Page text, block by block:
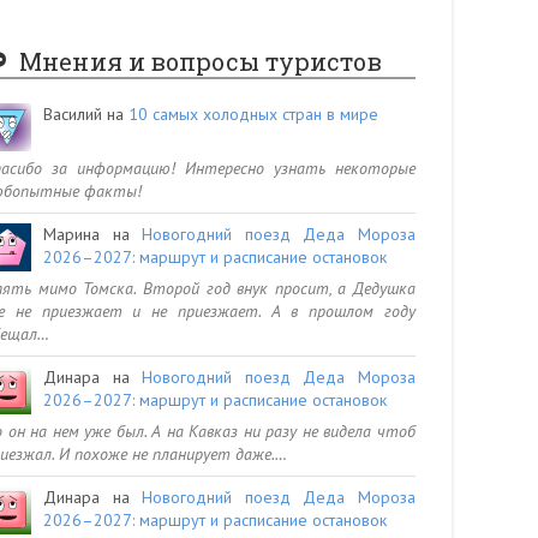
Мнения и вопросы туристов
Василий на 10 самых холодных стран в мире
за информацию! Интересно узнать некоторые
факты!
Марина наНовогодний поезд Деда Мороза
2026–2027: маршрут и расписание остановок
мимо Томска. Второй год внук просит, а Дедушка
не приезжает и не приезжает. А в прошлом году
Динара наНовогодний поезд Деда Мороза
2026–2027: маршрут и расписание остановок
он на нем уже был. А на Кавказ ни разу не видела чтоб
И похоже не планирует даже.…
Динара наНовогодний поезд Деда Мороза
2026–2027: маршрут и расписание остановок